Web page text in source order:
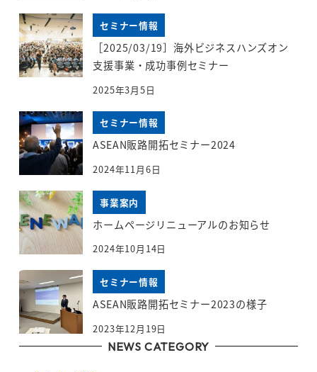
セミナー情報
［2025/03/19］海外ビジネスハンズオン
支援事業・成功事例セミナー
2025年3月5日
セミナー情報
ASEAN販路開拓セミナー2024
2024年11月6日
事業案内
ホームページリニューアルのお知らせ
2024年10月14日
セミナー情報
ASEAN販路開拓セミナー2023の様子
2023年12月19日
NEWS CATEGORY